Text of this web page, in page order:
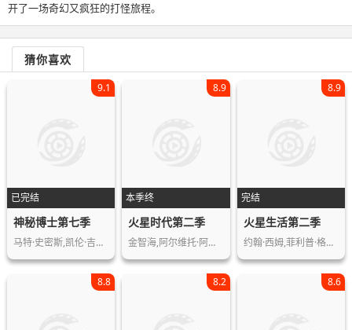
开了一场奇幻又疯狂的打怪旅程。
猜你喜欢
已完结
9.1
神秘博士第七季
马特·史密斯,凯伦·吉兰,亚瑟·达维尔…
本季终
8.9
火星时代第二季
金智海,阿尔维托·阿曼,克莱门泰·波达…
完结
8.9
火星生活第二季
约翰·西姆,菲利普·格伦尼斯特,利兹·…
8.8 8.2 8.6